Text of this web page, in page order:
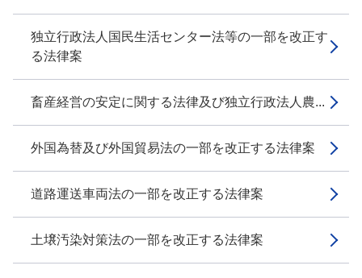
独立行政法人国民生活センター法等の一部を改正す
る法律案
畜産経営の安定に関する法律及び独立行政法人農...
外国為替及び外国貿易法の一部を改正する法律案
道路運送車両法の一部を改正する法律案
土壌汚染対策法の一部を改正する法律案